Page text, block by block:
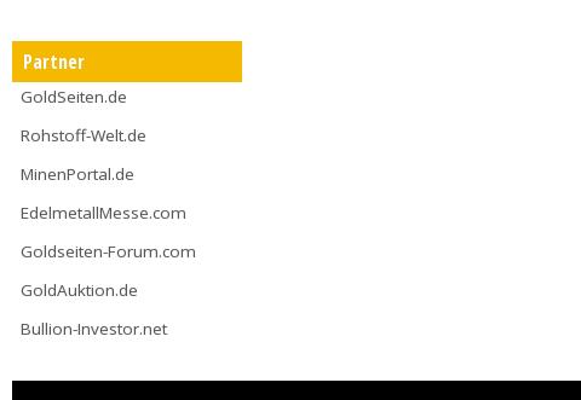
Partner
GoldSeiten.de
Rohstoff-Welt.de
MinenPortal.de
EdelmetallMesse.com
Goldseiten-Forum.com
GoldAuktion.de
Bullion-Investor.net